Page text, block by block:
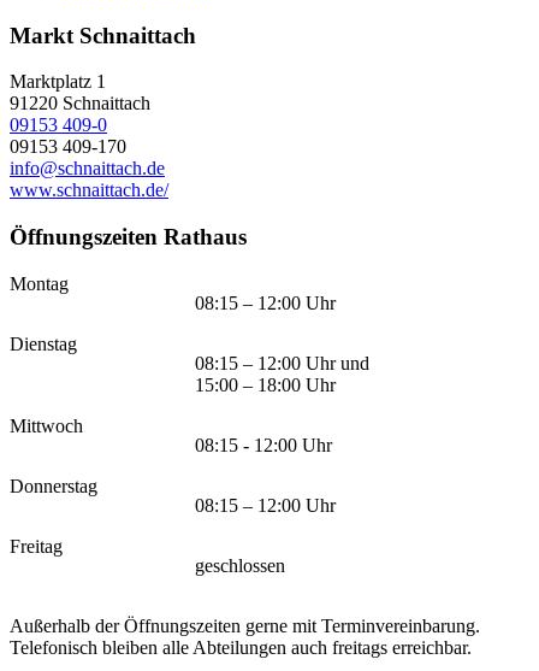
Markt Schnaittach
Marktplatz 1
91220 Schnaittach
09153 409-0
09153 409-170
info@schnaittach.de
www.schnaittach.de/
Öffnungszeiten Rathaus
Montag
08:15 – 12:00 Uhr
Dienstag
08:15 – 12:00 Uhr und
15:00 – 18:00 Uhr
Mittwoch
08:15 - 12:00 Uhr
Donnerstag
08:15 – 12:00 Uhr
Freitag
geschlossen
Außerhalb der Öffnungszeiten gerne mit Terminvereinbarung.
Telefonisch bleiben alle Abteilungen auch freitags erreichbar.